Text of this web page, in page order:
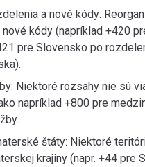
a nové kódy:
kódy (napríklad +420
pre Slovensko po
Niektoré rozsahy nie sú
napríklad +800 pre
štáty: Niektoré
krajiny (napr. +44 pre